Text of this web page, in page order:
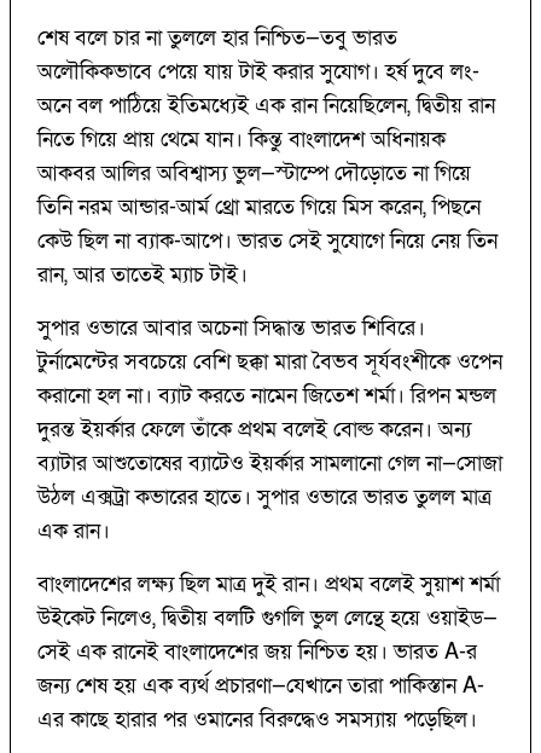
শেষ বলে চার না তুললে হার নিশ্চিত—তবু ভারত
অলৌকিকভাবে পেয়ে যায় টাই করার সুযোগ। হর্ষ দুবে লং-
অনে বল পাঠিয়ে ইতিমধ্যেই এক রান নিয়েছিলেন, দ্বিতীয় রান
নিতে গিয়ে প্রায় থেমে যান। কিন্তু বাংলাদেশ অধিনায়ক
আকবর আলির অবিশ্বাস্য ভুল—স্টাম্পে দৌড়োতে না গিয়ে
তিনি নরম আন্ডার-আর্ম থ্রো মারতে গিয়ে মিস করেন, পিছনে
কেউ ছিল না ব্যাক-আপে। ভারত সেই সুযোগে নিয়ে নেয় তিন
রান, আর তাতেই ম্যাচ টাই।
সুপার ওভারে আবার অচেনা সিদ্ধান্ত ভারত শিবিরে।
টুর্নামেন্টের সবচেয়ে বেশি ছক্কা মারা বৈভব সূর্যবংশীকে ওপেন
করানো হল না। ব্যাট করতে নামেন জিতেশ শর্মা। রিপন মন্ডল
দুরন্ত ইয়র্কার ফেলে তাঁকে প্রথম বলেই বোল্ড করেন। অন্য
ব্যাটার আশুতোষের ব্যাটেও ইয়র্কার সামলানো গেল না—সোজা
উঠল এক্সট্রা কভারের হাতে। সুপার ওভারে ভারত তুলল মাত্র
এক রান।
বাংলাদেশের লক্ষ্য ছিল মাত্র দুই রান। প্রথম বলেই সুয়াশ শর্মা
উইকেট নিলেও, দ্বিতীয় বলটি গুগলি ভুল লেন্থে হয়ে ওয়াইড—
সেই এক রানেই বাংলাদেশের জয় নিশ্চিত হয়। ভারত A-র
জন্য শেষ হয় এক ব্যর্থ প্রচারণা—যেখানে তারা পাকিস্তান A-
এর কাছে হারার পর ওমানের বিরুদ্ধেও সমস্যায় পড়েছিল।